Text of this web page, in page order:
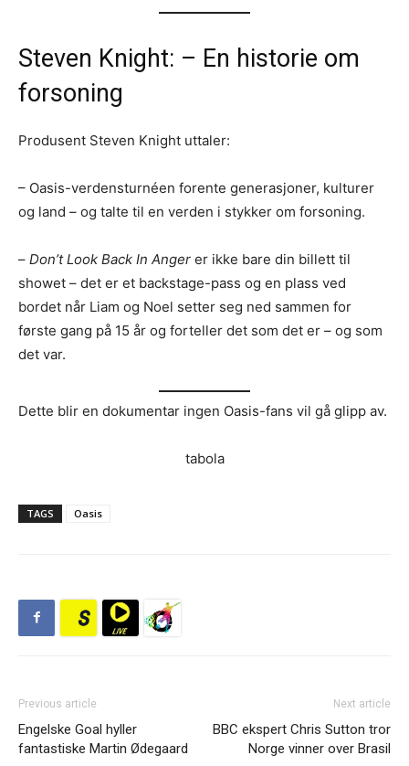
Steven Knight: – En historie om
forsoning
Produsent Steven Knight uttaler:
– Oasis-verdensturnéen forente generasjoner, kulturer
og land – og talte til en verden i stykker om forsoning.
– Don’t Look Back In Anger er ikke bare din billett til
showet – det er et backstage-pass og en plass ved
bordet når Liam og Noel setter seg ned sammen for
første gang på 15 år og forteller det som det er – og som
det var.
Dette blir en dokumentar ingen Oasis-fans vil gå glipp av.
tabola
TAGS Oasis
Previous article
Engelske Goal hyller
fantastiske Martin Ødegaard
Next article
BBC ekspert Chris Sutton tror
Norge vinner over Brasil